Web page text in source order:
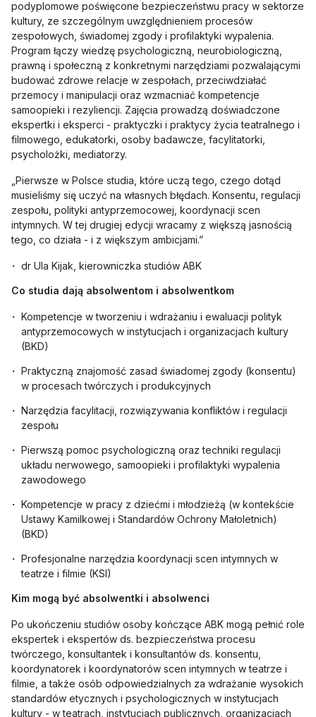
podyplomowe poświęcone bezpieczeństwu pracy w sektorze
kultury, ze szczególnym uwzględnieniem procesów
zespołowych, świadomej zgody i profilaktyki wypalenia.
Program łączy wiedzę psychologiczną, neurobiologiczną,
prawną i społeczną z konkretnymi narzędziami pozwalającymi
budować zdrowe relacje w zespołach, przeciwdziałać
przemocy i manipulacji oraz wzmacniać kompetencje
samoopieki i rezyliencji. Zajęcia prowadzą doświadczone
ekspertki i eksperci - praktyczki i praktycy życia teatralnego i
filmowego, edukatorki, osoby badawcze, facylitatorki,
psycholożki, mediatorzy.
„Pierwsze w Polsce studia, które uczą tego, czego dotąd
musieliśmy się uczyć na własnych błędach. Konsentu, regulacji
zespołu, polityki antyprzemocowej, koordynacji scen
intymnych. W tej drugiej edycji wracamy z większą jasnością
tego, co działa - i z większym ambicjami.”
dr Ula Kijak, kierowniczka studiów ABK
Co studia dają absolwentom i absolwentkom
Kompetencje w tworzeniu i wdrażaniu i ewaluacji polityk
antyprzemocowych w instytucjach i organizacjach kultury
(BKD)
Praktyczną znajomość zasad świadomej zgody (konsentu)
w procesach twórczych i produkcyjnych
Narzędzia facylitacji, rozwiązywania konfliktów i regulacji
zespołu
Pierwszą pomoc psychologiczną oraz techniki regulacji
układu nerwowego, samoopieki i profilaktyki wypalenia
zawodowego
Kompetencje w pracy z dziećmi i młodzieżą (w kontekście
Ustawy Kamilkowej i Standardów Ochrony Małoletnich)
(BKD)
Profesjonalne narzędzia koordynacji scen intymnych w
teatrze i filmie (KSI)
Kim mogą być absolwentki i absolwenci
Po ukończeniu studiów osoby kończące ABK mogą pełnić role
ekspertek i ekspertów ds. bezpieczeństwa procesu
twórczego, konsultantek i konsultantów ds. konsentu,
koordynatorek i koordynatorów scen intymnych w teatrze i
filmie, a także osób odpowiedzialnych za wdrażanie wysokich
standardów etycznych i psychologicznych w instytucjach
kultury - w teatrach, instytucjach publicznych, organizacjach